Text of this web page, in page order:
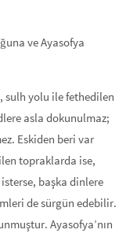
ve Ayasofya
sulh yolu ile fethedilen
asla dokunulmaz;
Eskiden beri var
topraklarda ise,
başka dinlere
de sürgün edebilir.
Ayasofya’nın